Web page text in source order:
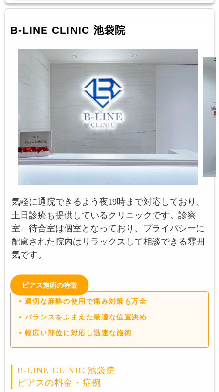
B-LINE CLINIC 池袋院
気軽に通院できるよう夜19時まで対応しており、
土日診療も提供しているクリニックです。診察
室、待合室は個室となっており、プライバシーに
配慮された院内はリラックスして相談できる雰囲
気です。
ピアス施術の特徴
適切な麻酔の使用で痛み対策も万全
バランスをふまえた最適な位置決め
幅広い部位に対応し迅速な施術
B-LINE CLINIC 池袋院
ピアスの料金・症例